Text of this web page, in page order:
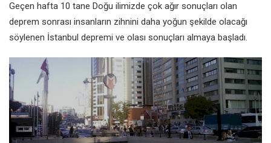
Ticari Merkezler
Ticari Gayrimenkul
Türkçe
Geçen hafta 10 tane Doğu ilimizde çok ağır sonuçları olan
deprem sonrası insanların zihnini daha yoğun şekilde olacağı
söylenen İstanbul depremi ve olası sonuçları almaya başladı.